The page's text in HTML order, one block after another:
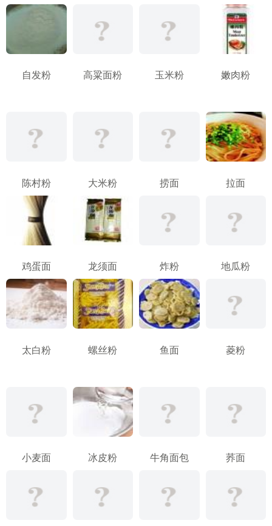
自发粉 高粱面粉 玉米粉 嫩肉粉
陈村粉 大米粉 捞面 拉面
鸡蛋面 龙须面 炸粉 地瓜粉
太白粉 螺丝粉 鱼面 菱粉
小麦面 冰皮粉 牛角面包 荞面